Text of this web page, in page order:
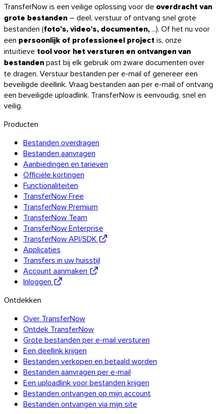
TransferNow is een veilige oplossing voor de overdracht van
grote bestanden – deel, verstuur of ontvang snel grote
bestanden (foto’s, video’s, documenten,...). Of het nu voor
een persoonlijk of professioneel projectis, onze
intuïtieve tool voor het versturen en ontvangen van
bestandenpast bij elk gebruik om zware documenten over
te dragen. Verstuur bestanden per e-mail of genereer een
beveiligde deellink. Vraag bestanden aan per e-mail of ontvang
een beveiligde uploadlink. TransferNow is eenvoudig, snel en
veilig.
Producten
Bestanden overdragen
Bestanden aanvragen
Aanbiedingen en tarieven
Officiële kortingen
Functionaliteiten
TransferNow Free
TransferNow Premium
TransferNow Team
TransferNow Enterprise
TransferNow API/SDK
Applicaties
Transfers in uw huisstijl
Account aanmaken
Inloggen
Ontdekken
Over TransferNow
Ontdek TransferNow
Grote bestanden per e-mail versturen
Een deellink krijgen
Bestanden verkopen en betaald worden
Bestanden aanvragen per e-mail
Een uploadlink voor bestanden krijgen
Bestanden ontvangen op mijn account
Bestanden ontvangen via mijn site